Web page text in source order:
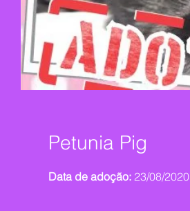
Petunia Pig
Data de adoção: 23/08/2020